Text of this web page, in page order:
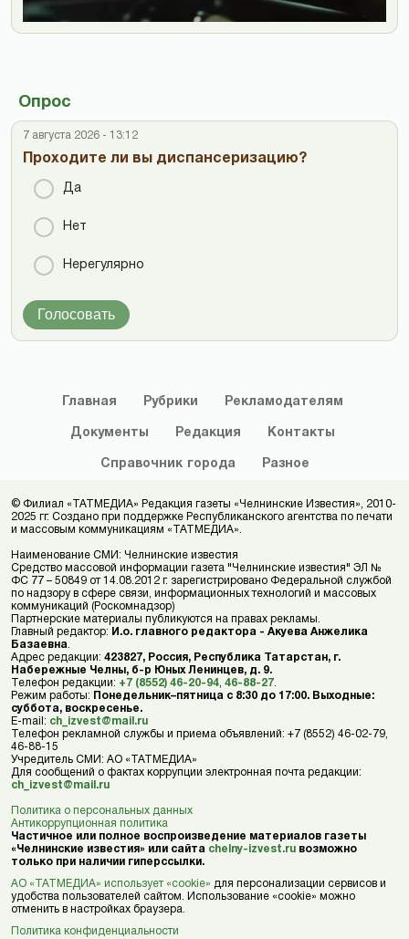
Опрос
7 августа 2026 - 13:12
Проходите ли вы диспансеризацию?
Да
Нет
Нерегулярно
Голосовать
Главная Рубрики Рекламодателям
Документы Редакция Контакты
Справочник города Разное
© Филиал «ТАТМЕДИА» Редакция газеты «Челнинские Известия», 2010-
2025 гг. Создано при поддержке Республиканского агентства по печати
и массовым коммуникациям «ТАТМЕДИА».
Наименование СМИ: Челнинские известия
Средство массовой информации газета "Челнинские известия" ЭЛ №
ФС 77 – 50849 от 14.08.2012 г. зарегистрировано Федеральной службой
по надзору в сфере связи, информационных технологий и массовых
коммуникаций (Роскомнадзор)
Партнерские материалы публикуются на правах рекламы.
Главный редактор: И.о. главного редактора - Акуева Анжелика
Базаевна
Адрес редакции: 423827, Россия, Республика Татарстан, г.
Набережные Челны, б-р Юных Ленинцев, д. 9.
Телефон редакции: +7 (8552) 46-20-94 46-88-27
Режим работы: Понедельник–пятница с 8:30 до 17:00. Выходные:
суббота, воскресенье.
E-mail: ch_izvest@mail.ru
Телефон рекламной службы и приема объявлений: +7 (8552) 46-02-79,
46-88-15
Учредитель СМИ: АО «ТАТМЕДИА»
Для сообщений о фактах коррупции электронная почта редакции:
ch_izvest@mail.ru
Политика о персональных данных
Антикоррупционная политика
Частичное или полное воспроизведение материалов газеты
«Челнинские известия» или сайта chelny-izvest.ru возможно
только при наличии гиперссылки.
АО «ТАТМЕДИА» использует «cookie» для персонализации сервисов и
удобства пользователей сайтом. Использование «cookie» можно
отменить в настройках браузера.
Политика конфиденциальности